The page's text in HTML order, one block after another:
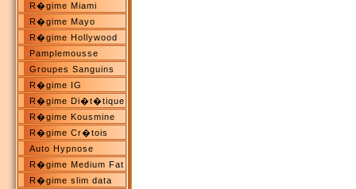
R�gime Miami
R�gime Mayo
R�gime Hollywood
Pamplemousse
Groupes Sanguins
R�gime IG
R�gime Di�t�tique
R�gime Kousmine
R�gime Cr�tois
Auto Hypnose
R�gime Medium Fat
R�gime slim data